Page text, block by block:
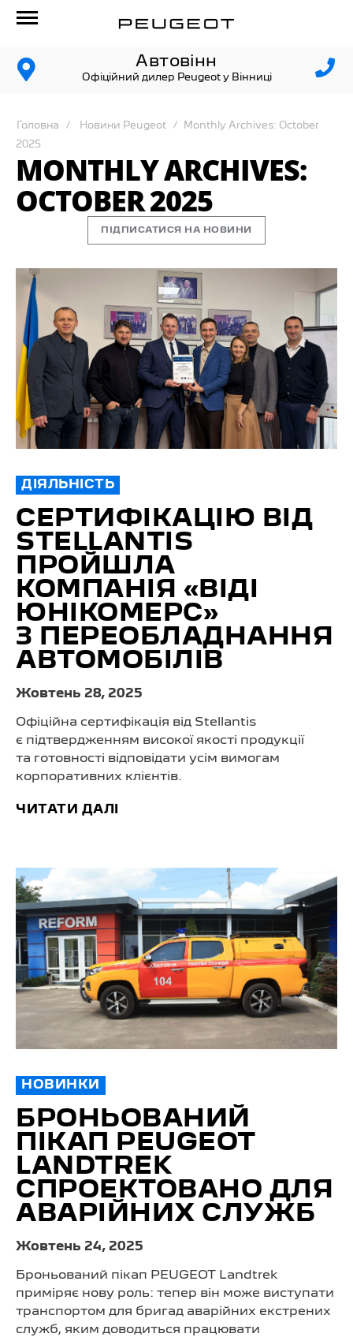
Автовінн
Офіційний дилер Peugeot у Вінниці
Головна Новини Peugeot Monthly Archives: October
2025
MONTHLY ARCHIVES:
OCTOBER 2025
ПІДПИСАТИСЯ НА НОВИНИ
ДІЯЛЬНІСТЬ
СЕРТИФІКАЦІЮ ВІД
STELLANTIS
ПРОЙШЛА
КОМПАНІЯ «ВІДІ
ЮНІКОМЕРС»
З ПЕРЕОБЛАДНАННЯ
АВТОМОБІЛІВ
Жовтень 28, 2025
Офіційна сертифікація від Stellantis
є підтвердженням високої якості продукції
та готовності відповідати усім вимогам
корпоративних клієнтів.
ЧИТАТИ ДАЛІ
НОВИНКИ
БРОНЬОВАНИЙ
ПІКАП PEUGEOT
LANDTREK
СПРОЕКТОВАНО ДЛЯ
АВАРІЙНИХ СЛУЖБ
Жовтень 24, 2025
Броньований пікап PEUGEOT Landtrek
приміряє нову роль: тепер він може виступати
транспортом для бригад аварійних екстрених
служб, яким доводиться працювати